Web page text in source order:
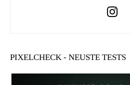
PIXELCHECK - NEUSTE TESTS